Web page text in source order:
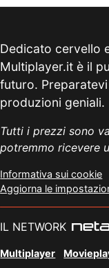
Dedicato cervello
Multiplayer.it è il
futuro.
produzioni geniali.
Tutti i prezzi sono
potremmo ricevere
Informativa sui cookie
Aggiorna le
IL NETWORK
Multiplayer